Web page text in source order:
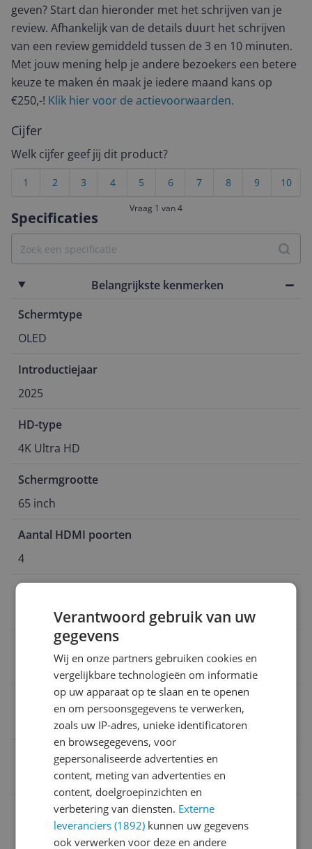
Specificaties
Belangrijkste kenmerken
Schermtype
OLED
Introductiejaar
2025
HD-type
4K Ultra HD
Schermgrootte
65 inch
Aantal HDMI poorten
4
Verversingssnelheid
Smart Platform
Energieklasse
8806097076209
Aansluitingen
Algemeen
geven? Start dan hieronder met het schrijven van je
review. Afhankelijk van de details duurt het schrijven
van een review gemiddeld tussen de 3 en 10 minuten.
Met jouw mening help je andere bezoekers een betere
keuze te maken én maak je iedere maand kans op
€250,-! Klik hier voor de actievoorwaarden.
Cijfer
Welk cijfer geef jij dit product?
10
9
8
7
6
5
4
3
2
1
Vraag 1 van 4
Verantwoord gebruik van uw
gegevens
Wij en onze partners gebruiken cookies en
vergelijkbare technologieën om informatie
op uw apparaat op te slaan en te openen
en om persoonsgegevens te verwerken,
zoals uw IP-adres, unieke identificatoren
en browsegegevens, voor
gepersonaliseerde advertenties en
content, meting van advertenties en
content, doelgroepinzichten en
verbetering van diensten. Externe
leveranciers (1892) kunnen uw gegevens
ook verwerken voor deze en andere